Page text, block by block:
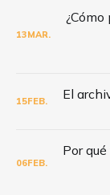
13MAR.
15FEB.
06FEB.